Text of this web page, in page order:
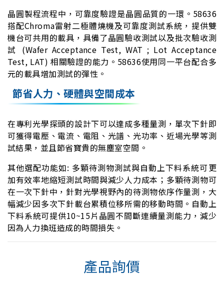
晶圓製程流程中，可靠度驗證是晶圓品質的一環。58636
搭配Chroma雷射二極體燒機及可靠度測試系統，提供雙
機台可共用的載具，具備了晶圓驗收測試以及批次驗收測
試 (Wafer Acceptance Test, WAT ; Lot Acceptance
Test, LAT) 相關驗證的能力。58636使用同一平台配合多
元的載具增加測試的彈性。
節省人力、硬體與空間成本
在專利光學探頭的設計下可以達成多種量測，單次下針即
可獲得電壓、電流、電阻、光譜、光功率、近場光學等測
試結果，並且節省寶貴的無塵室空間。
其他選配功能如: 多顆待測物測試與自動上下料系統可更
加有效率地縮短測試時間與減少人力成本；多顆待測物可
在一次下針中，針對光學視野內的待測物依序作量測，大
幅減少因多次下針載台累積位移所需的移動時間。自動上
下料系統可提供10~15片晶圓不間斷連續量測能力，減少
因為人力換班造成的時間損失。
產品詢價